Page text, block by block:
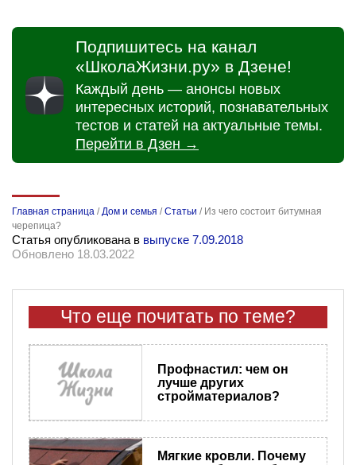
Подпишитесь на канал
«ШколаЖизни.ру» в Дзене!
Каждый день — анонсы новых
интересных историй, познавательных
тестов и статей на актуальные темы.
Перейти в Дзен →
Главная страница /Дом и семья /Статьи / Из чего состоит битумная
черепица?
Статья опубликована в выпуске 7.09.2018
Обновлено 18.03.2022
Что еще почитать по теме?
Профнастил: чем он
лучше других
стройматериалов?
Мягкие кровли. Почему